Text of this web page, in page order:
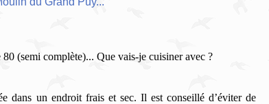
(semi complète)... Que vais-je cuisiner avec ?
dans un endroit frais et sec. Il est conseillé d’éviter de